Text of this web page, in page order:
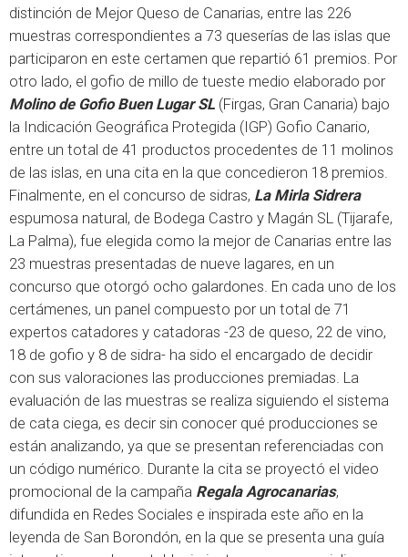
distinción de Mejor Queso de Canarias, entre las 226
muestras correspondientes a 73 queserías de las islas que
participaron en este certamen que repartió 61 premios. Por
otro lado, el gofio de millo de tueste medio elaborado por
Molino de Gofio Buen Lugar SL (Firgas, Gran Canaria) bajo
la Indicación Geográfica Protegida (IGP) Gofio Canario,
entre un total de 41 productos procedentes de 11 molinos
de las islas, en una cita en la que concedieron 18 premios.
Finalmente, en el concurso de sidras, La Mirla Sidrera
espumosa natural, de Bodega Castro y Magán SL (Tijarafe,
La Palma), fue elegida como la mejor de Canarias entre las
23 muestras presentadas de nueve lagares, en un
concurso que otorgó ocho galardones. En cada uno de los
certámenes, un panel compuesto por un total de 71
expertos catadores y catadoras -23 de queso, 22 de vino,
18 de gofio y 8 de sidra- ha sido el encargado de decidir
con sus valoraciones las producciones premiadas. La
evaluación de las muestras se realiza siguiendo el sistema
de cata ciega, es decir sin conocer qué producciones se
están analizando, ya que se presentan referenciadas con
un código numérico. Durante la cita se proyectó el video
promocional de la campaña Regala Agrocanarias,
difundida en Redes Sociales e inspirada este año en la
leyenda de San Borondón, en la que se presenta una guía